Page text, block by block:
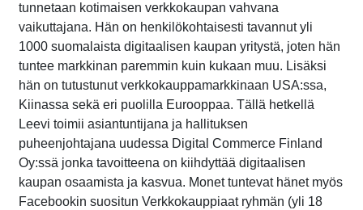
tunnetaan kotimaisen verkkokaupan vahvana
vaikuttajana. Hän on henkilökohtaisesti tavannut yli
1000 suomalaista digitaalisen kaupan yritystä, joten hän
tuntee markkinan paremmin kuin kukaan muu. Lisäksi
hän on tutustunut verkkokauppamarkkinaan USA:ssa,
Kiinassa sekä eri puolilla Eurooppaa. Tällä hetkellä
Leevi toimii asiantuntijana ja hallituksen
puheenjohtajana uudessa Digital Commerce Finland
Oy:ssä jonka tavoitteena on kiihdyttää digitaalisen
kaupan osaamista ja kasvua. Monet tuntevat hänet myös
Facebookin suositun Verkkokauppiaat ryhmän (yli 18